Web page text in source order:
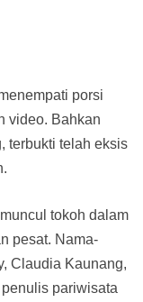
porsi
video. Bahkan
terbukti telah eksis
tokoh dalam
pesat. Nama-
Claudia Kaunang,
pariwisata